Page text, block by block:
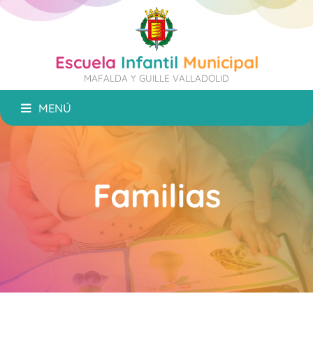
Escuela Infantil Municipal
MAFALDA Y GUILLE VALLADOLID
MENÚ
Familias